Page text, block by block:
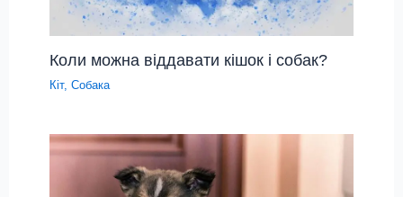
Коли можна віддавати кішок і собак?
Кіт,Собака